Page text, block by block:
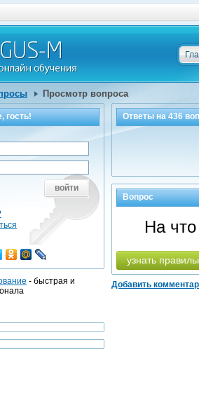
Просмотр вопроса
Ответы на436
Вопрос
На
узнать
Добавить
гость!
войти
- быстрая и